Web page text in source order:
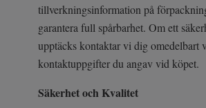
tillverkningsinformation på
garantera full spårbarhet. Om ett
upptäcks kontaktar vi dig omedelbart
kontaktuppgifter du angav vid köpet.
Säkerhet och Kvalitet